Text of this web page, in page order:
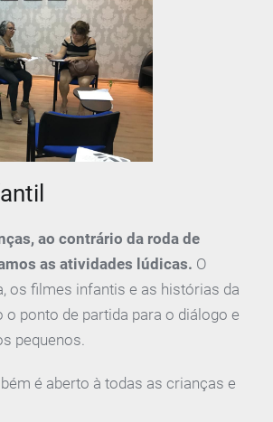
ao contrário da roda de
as atividades lúdicas. O
os filmes infantis e as histórias da
o ponto de partida para o diálogo e
pequenos.
é aberto à todas as crianças e